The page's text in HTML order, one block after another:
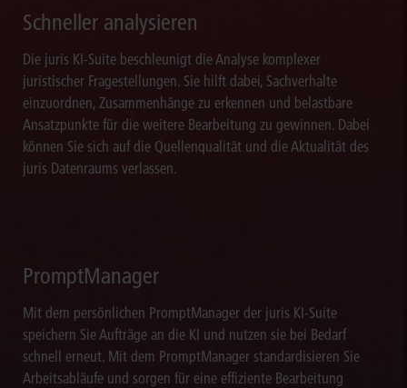
Schneller analysieren
Die juris KI-Suite beschleunigt die Analyse komplexer
juristischer Fragestellungen. Sie hilft dabei, Sachverhalte
einzuordnen, Zusammenhänge zu erkennen und belastbare
Ansatzpunkte für die weitere Bearbeitung zu gewinnen. Dabei
können Sie sich auf die Quellenqualität und die Aktualität des
juris Datenraums verlassen.
PromptManager
Mit dem persönlichen PromptManager der juris KI-Suite
speichern Sie Aufträge an die KI und nutzen sie bei Bedarf
schnell erneut. Mit dem PromptManager standardisieren Sie
Arbeitsabläufe und sorgen für eine effiziente Bearbeitung